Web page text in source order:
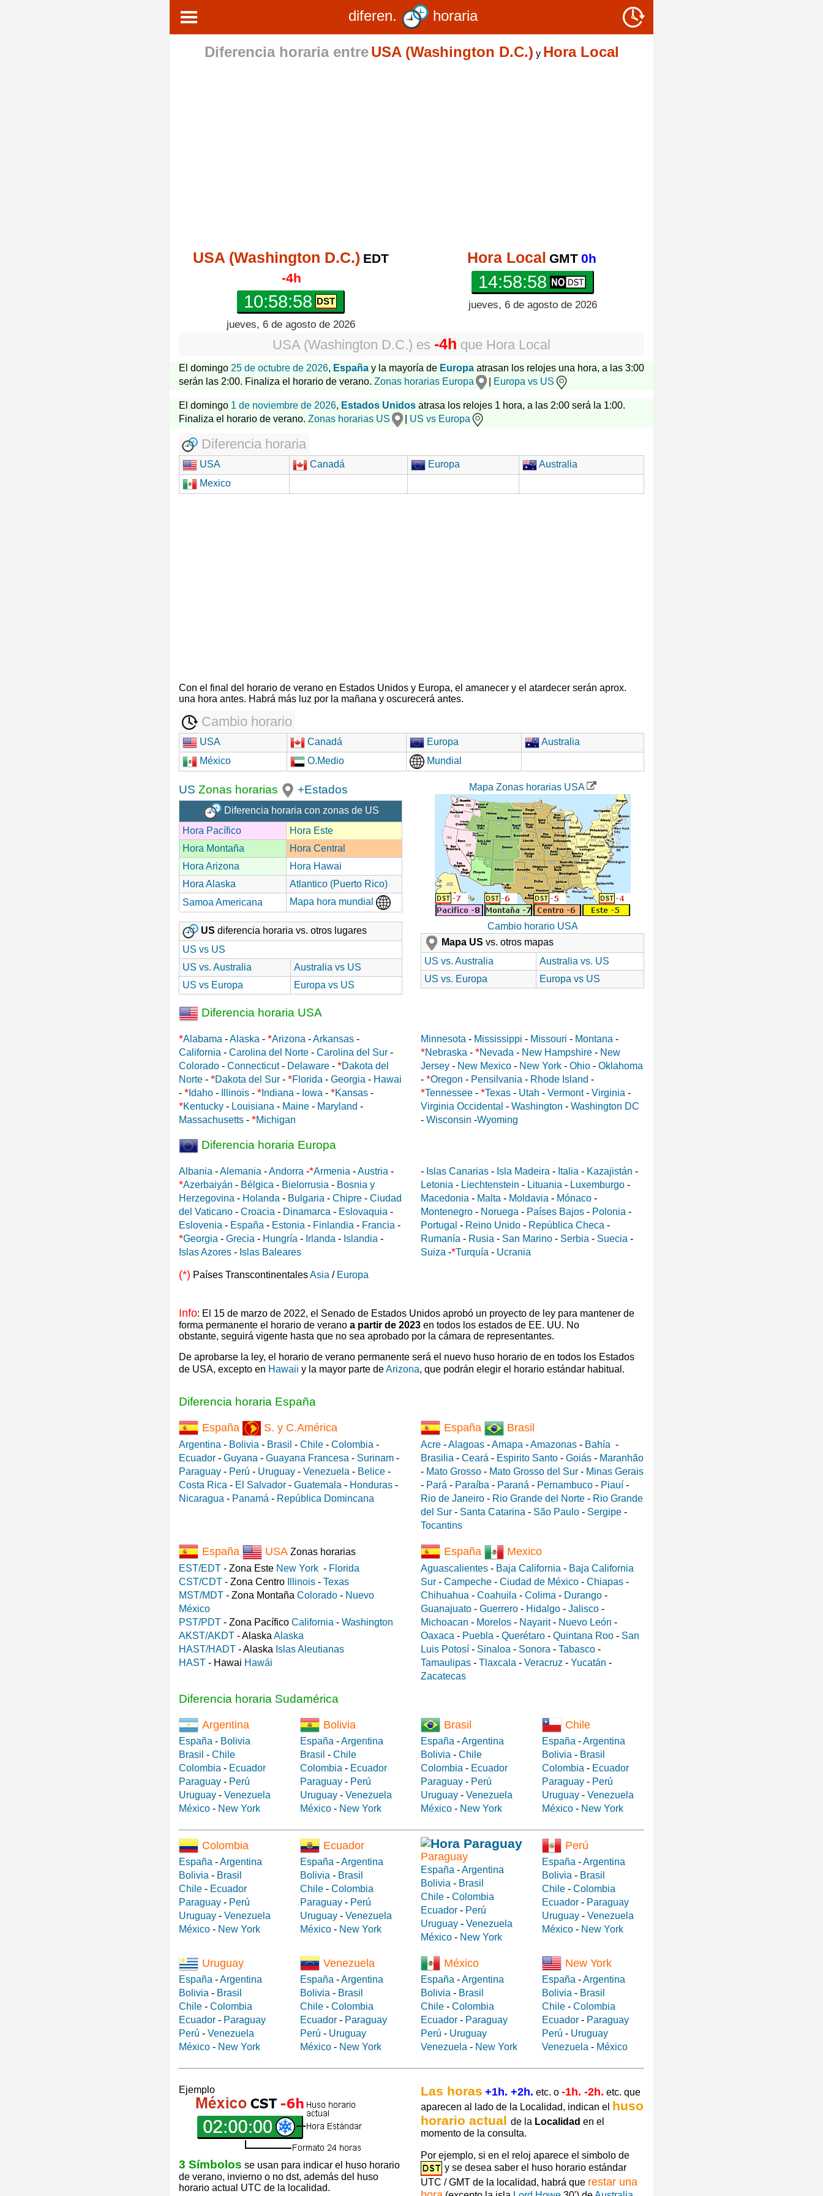
diferen. horaria
Diferencia horaria entre USA (Washington D.C.) y Hora Local
USA (Washington D.C.) EDT
-4h
10:58:59
jueves, 6 de agosto de 2026
Hora Local GMT 0h
14:58:59
jueves, 6 de agosto de 2026
USA (Washington D.C.) es -4h que Hora Local
El domingo 25 de octubre de 2026, España y la mayoría de Europa atrasan los relojes una hora, a las 3:00
serán las 2:00. Finaliza el horario de verano. Zonas horarias Europa Europa vs US
El domingo 1 de noviembre de 2026, Estados Unidos atrasa los relojes 1 hora, a las 2:00 será la 1:00.
Finaliza el horario de verano. Zonas horarias US US vs Europa
Diferencia horaria
USA Canadá Europa
Australia
Mexico
Con el final del horario de verano en Estados Unidos y Europa, el amanecer y el atardecer serán aprox.
una hora antes. Habrá más luz por la mañana y oscurecerá antes.
Cambio horario
USA Canadá Europa
Australia
México
O.Medio Mundial
US Zonas horarias +Estados
Diferencia horaria con zonas de US
Hora Pacífico
Hora Este
Hora Montaña
Hora Central
Hora Arizona
Hora Hawai
Hora Alaska
Atlantico (Puerto Rico)
Samoa Americana
Mapa hora mundial
US diferencia horaria vs. otros lugares
US vs US
US vs. Australia
Australia vs US
US vs Europa
Europa vs US
Mapa Zonas horarias USA
Cambio horario USA
Mapa US vs. otros mapas
US vs. Australia
Australia vs. US
US vs. Europa
Europa vs US
Diferencia horaria USA
*Alabama -Alaska - *Arizona -Arkansas -
California - Carolina del Norte - Carolina del Sur -
Colorado - Connecticut- Delaware - *Dakota del
Norte - *Dakota del Sur - *Florida - Georgia - Hawai
- * Idaho - Illinois - * Indiana - Iowa - *Kansas -
*Kentucky - Louisiana - Maine - Maryland -
Massachusetts - *Michigan
Minnesota - Mississippi - Missouri - Montana -
*Nebraska - *Nevada - New Hampshire - New
Jersey - New Mexico - New York - Ohio - Oklahoma
- *Oregon - Pensilvania - Rhode Island -
*Tennessee - *Texas - Utah - Vermont- Virginia -
Virginia Occidental - Washington - Washington DC
- Wisconsin -Wyoming
Diferencia horaria Europa
Albania -Alemania -Andorra -*Armenia -Austria -
*Azerbaiyán - Bélgica - Bielorrusia - Bosnia y
Herzegovina - Holanda - Bulgaria - Chipre - Ciudad
del Vaticano - Croacia - Dinamarca - Eslovaquia -
Eslovenia - España - Estonia - Finlandia - Francia -
*Georgia - Grecia - Hungría - Irlanda - Islandia -
Islas Azores - Islas Baleares
- Islas Canarias - Isla Madeira - Italia - Kazajistán -
Letonia - Liechtenstein - Lituania - Luxemburgo -
Macedonia - Malta - Moldavia - Mónaco -
Montenegro - Noruega - Países Bajos - Polonia -
Portugal - Reino Unido - República Checa -
Rumanía - Rusia - San Marino - Serbia - Suecia -
Suiza -*Turquía - Ucrania
(*) Países TranscontinentalesAsia / Europa
Info: El 15 de marzo de 2022, el Senado de Estados Unidos aprobó un proyecto de ley para mantener de
forma permanente el horario de verano a partir de 2023 en todos los estados de EE. UU. No
obstante, seguirá vigente hasta que no sea aprobado por la cámara de representantes.
De aprobarse la ley, el horario de verano permanente será el nuevo huso horario de en todos los Estados
de USA, excepto en Hawaii y la mayor parte deArizona, que podrán elegir el horario estándar habitual.
Diferencia horaria España
España S. y C.América
Argentina - Bolivia - Brasil - Chile - Colombia -
Ecuador - Guyana - Guayana Francesa - Surinam -
Paraguay - Perú - Uruguay - Venezuela - Belice -
Costa Rica - El Salvador - Guatemala - Honduras -
Nicaragua - Panamá - República Domincana
España Brasil
Acre -Alagoas -Amapa -Amazonas - Bahía -
Brasilia - Ceará - Espirito Santo - Goiás - Maranhão
- Mato Grosso - Mato Grosso del Sur - Minas Gerais
- Pará - Paraíba - Paraná - Pernambuco - Piauí -
Rio de Janeiro - Rio Grande del Norte - Rio Grande
del Sur - Santa Catarina - São Paulo - Sergipe -
Tocantins
España USA Zonas horarias
EST/EDT - Zona Este New York - Florida
CST/CDT - Zona Centro Illinois - Texas
MST/MDT - Zona Montaña Colorado - Nuevo
México
PST/PDT - Zona Pacífico California - Washington
AKST/AKDT - Alaska Alaska
HAST/HADT - Alaska Islas Aleutianas
HAST - Hawai Hawái
España Mexico
Aguascalientes - Baja California - Baja California
Sur - Campeche - Ciudad de México - Chiapas -
Chihuahua - Coahuila - Colima - Durango -
Guanajuato - Guerrero - Hidalgo - Jalisco -
Michoacan - Morelos - Nayarit- Nuevo León -
Oaxaca - Puebla - Querétaro - Quintana Roo - San
Luis Potosí - Sinaloa - Sonora - Tabasco -
Tamaulipas - Tlaxcala - Veracruz - Yucatán -
Zacatecas
Diferencia horaria Sudamérica
Argentina
España - Bolivia
Brasil - Chile
Colombia - Ecuador
Paraguay - Perú
Uruguay - Venezuela
México - New York
Bolivia
España -Argentina
Brasil - Chile
Colombia - Ecuador
Paraguay- Perú
Uruguay- Venezuela
México- New York
Brasil
España -Argentina
Bolivia - Chile
Colombia - Ecuador
Paraguay - Perú
Uruguay - Venezuela
México - New York
Chile
España -Argentina
Bolivia - Brasil
Colombia - Ecuador
Paraguay- Perú
Uruguay- Venezuela
México- New York
Colombia
España -Argentina
Bolivia - Brasil
Chile - Ecuador
Paraguay - Perú
Uruguay - Venezuela
México - New York
Ecuador
España -Argentina
Bolivia - Brasil
Chile- Colombia
Paraguay- Perú
Uruguay- Venezuela
México- New York
Paraguay
España -Argentina
Bolivia - Brasil
Chile - Colombia
Ecuador - Perú
Uruguay - Venezuela
México - New York
Perú
España -Argentina
Bolivia - Brasil
Chile- Colombia
Ecuador- Paraguay
Uruguay- Venezuela
México- New York
Uruguay
España -Argentina
Bolivia - Brasil
Chile - Colombia
Ecuador - Paraguay
Perú - Venezuela
México - New York
Venezuela
España -Argentina
Bolivia - Brasil
Chile- Colombia
Ecuador- Paraguay
Perú - Uruguay
México- New York
México
España -Argentina
Bolivia - Brasil
Chile - Colombia
Ecuador - Paraguay
Perú - Uruguay
Venezuela - New York
New York
España -Argentina
Bolivia - Brasil
Chile- Colombia
Ecuador- Paraguay
Perú - Uruguay
Venezuela - México
Ejemplo
3 Símbolos se usan para indicar el huso horario
de verano, invierno o no dst, además del huso
horario actual UTC de la localidad.
Las horas +1h. +2h. etc. o -1h. -2h. etc. que
aparecen al lado de la Localidad, indican el huso
horario actual de la Localidad en el
momento de la consulta.
Por ejemplo, si en el reloj aparece el simbolo de
y se desea saber el huso horario estándar
UTC / GMT de la localidad, habrá que restar una